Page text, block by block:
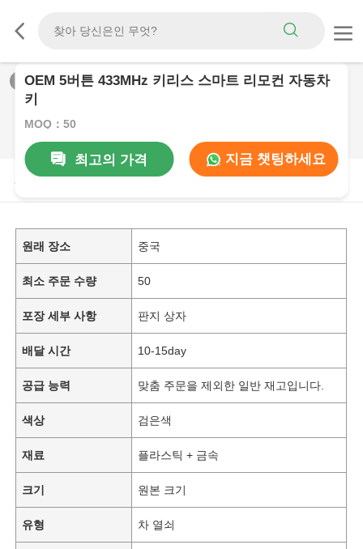
/0
OEM 5버튼 433MHz 키리스 스마트 리모컨 자동차
키
MOQ：50
최고의 가격
지금 챗팅하세요
제품 설명
원래 장소 중국
최소 주문 수량 50
포장 세부 사항 판지 상자
배달 시간 10-15day
공급 능력 맞춤 주문을 제외한 일반 재고입니다.
색상 검은색
재료 플라스틱 + 금속
크기 원본 크기
유형 차 열쇠